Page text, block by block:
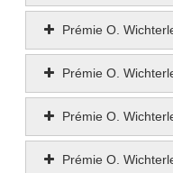
Prémie O.
Prémie O.
Prémie O.
Prémie O.